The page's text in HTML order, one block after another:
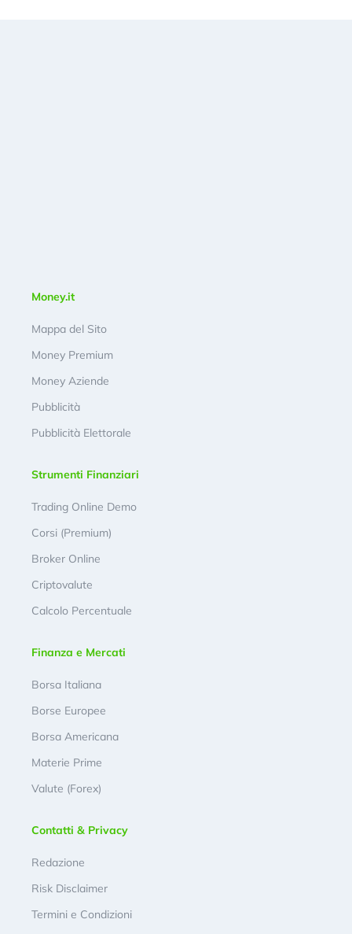
Money.it
Mappa del Sito
Money Premium
Money Aziende
Pubblicità
Pubblicità Elettorale
Strumenti Finanziari
Trading Online Demo
Corsi (Premium)
Broker Online
Criptovalute
Calcolo Percentuale
Finanza e Mercati
Borsa Italiana
Borse Europee
Borsa Americana
Materie Prime
Valute (Forex)
Contatti & Privacy
Redazione
Risk Disclaimer
Termini e Condizioni